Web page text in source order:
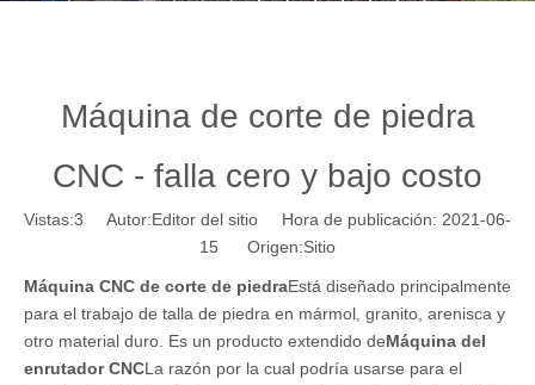
Máquina de corte de piedra
CNC - falla cero y bajo costo
Vistas:3 Autor:Editor del sitio Hora de publicación: 2021-06-
15 Origen:Sitio
Máquina CNC de corte de piedraEstá diseñado principalmente
para el trabajo de talla de piedra en mármol, granito, arenisca y
otro material duro. Es un producto extendido deMáquina del
enrutador CNCLa razón por la cual podría usarse para el